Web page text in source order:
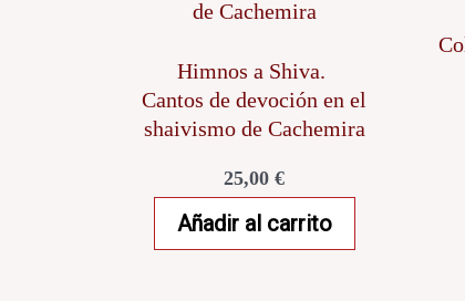
Himnos a Shiva.
Cantos de devoción en el
shaivismo de Cachemira
25,00 €
Añadir al carrito